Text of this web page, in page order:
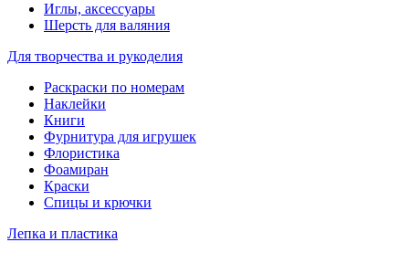
Иглы, аксессуары
Шерсть для валяния
Для творчества и рукоделия
Раскраски по номерам
Наклейки
Книги
Фурнитура для игрушек
Флористика
Фоамиран
Краски
Спицы и крючки
Лепка и пластика